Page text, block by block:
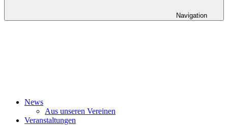
Navigation
News
Aus unseren Vereinen
Veranstaltungen